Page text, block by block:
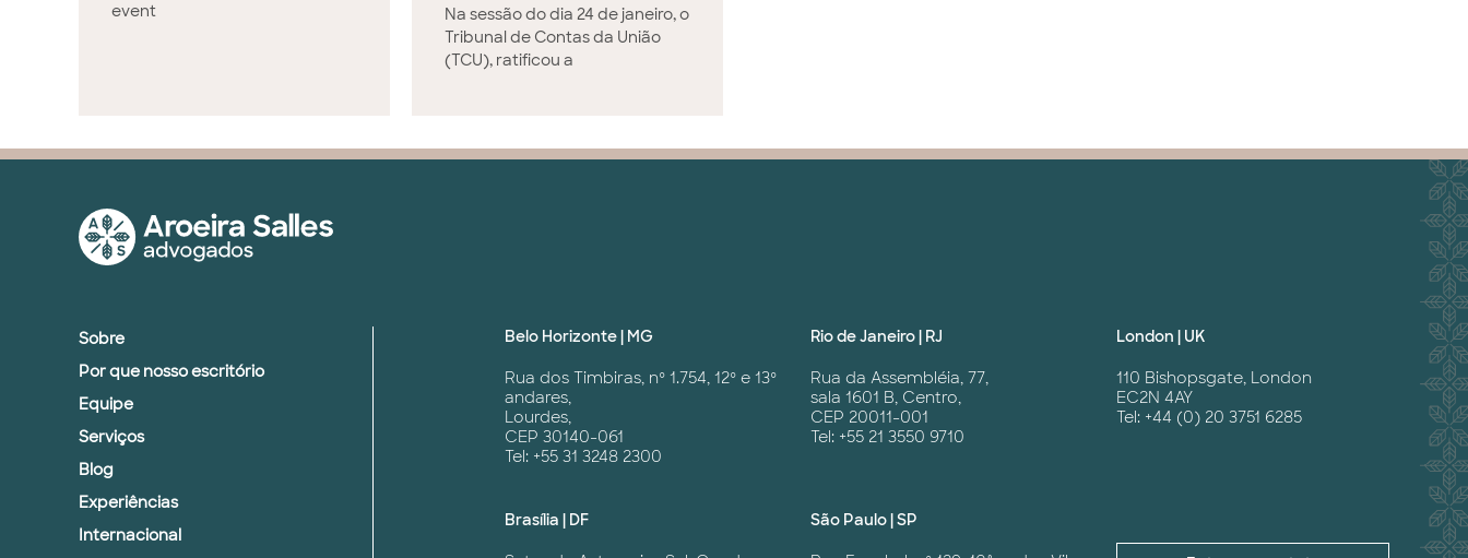
event
Na sessão do dia 24 de janeiro, o
Tribunal de Contas da União
(TCU), ratificou a
Sobre
Por que nosso escritório
Equipe
Serviços
Blog
Experiências
Internacional
Belo Horizonte | MG
Rua dos Timbiras, nº 1.754, 12º e 13º
andares,
Lourdes,
CEP 30140-061
Tel: +55 31 3248 2300
Rio de Janeiro | RJ
Rua da Assembléia, 77,
sala 1601 B, Centro,
CEP 20011-001
Tel: +55 21 3550 9710
London | UK
110 Bishopsgate, London
EC2N 4AY
Tel: +44 (0) 20 3751 6285
Brasília | DF São Paulo | SP